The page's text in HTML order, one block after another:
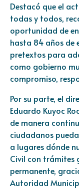
Destacó que el
todas y todos,
oportunidad de
hasta 84 años de
pretextos para
como gobierno
compromiso,
Por su parte, el
Eduardo Kuyoc
de manera
ciudadanos
a lugares dónde
Civil con trámites
permanente,
Autoridad